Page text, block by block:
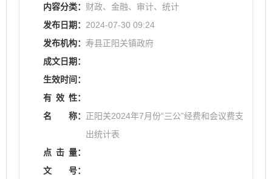
内容分类： 财政、金融、审计、统计
发布日期： 2024-07-30 09:24
发布机构： 寿县正阳关镇政府
成文日期：
生效时间：
有 效 性：
名
称： 正阳关2024年7月份“三公”经费和会议费支
出统计表
点 击 量：
文
号：